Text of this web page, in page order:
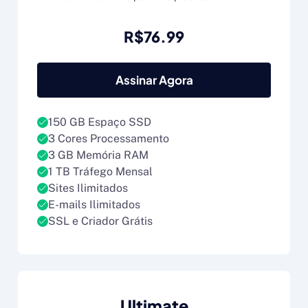
R$76.99
Assinar Agora
150 GB Espaço SSD
3 Cores Processamento
3 GB Memória RAM
1 TB Tráfego Mensal
Sites Ilimitados
E-mails Ilimitados
SSL e Criador Grátis